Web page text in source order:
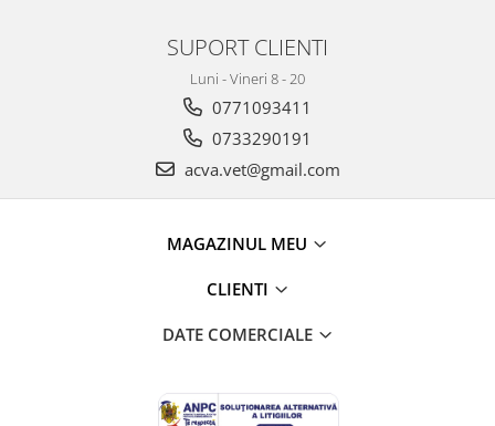
SUPORT CLIENTI
Luni - Vineri 8 - 20
0771093411
0733290191
acva.vet@gmail.com
MAGAZINUL MEU
CLIENTI
DATE COMERCIALE